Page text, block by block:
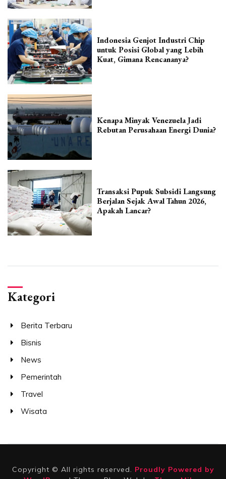
Indonesia Genjot Industri Chip
untuk Posisi Global yang Lebih
Kuat, Gimana Rencananya?
Kenapa Minyak Venezuela Jadi
Rebutan Perusahaan Energi Dunia?
Transaksi Pupuk Subsidi Langsung
Berjalan Sejak Awal Tahun 2026,
Apakah Lancar?
Kategori
Berita Terbaru
Bisnis
News
Pemerintah
Travel
Wisata
Copyright © All rights reserved. Proudly Powered by